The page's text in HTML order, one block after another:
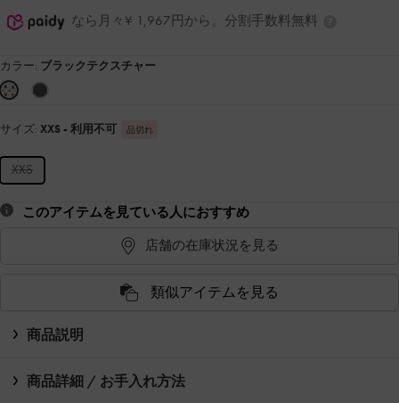
なら月々¥ 1,967円から。分割手数料無料
カラー: ブラックテクスチャー
サイズ: XXS - 利用不可 品切れ
XXS
このアイテムを見ている人におすすめ
店舗の在庫状況を見る
類似アイテムを見る
商品説明
商品詳細 / お手入れ方法